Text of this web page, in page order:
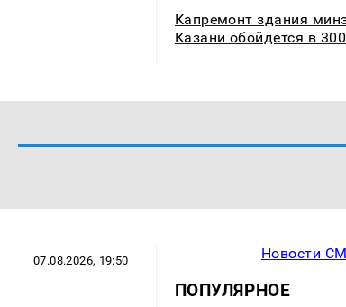
Капремонт здания
Казани обойдется в
07.08.2026, 19:50 Новости
ПОПУЛЯРНОЕ